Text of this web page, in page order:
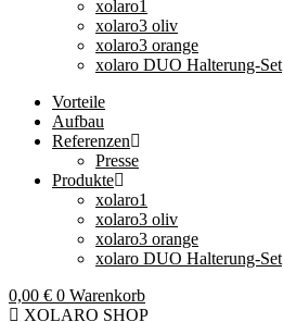
xolaro1
xolaro3 oliv
xolaro3 orange
xolaro DUO Halterung-Set
Vorteile
Aufbau
Referenzen
Presse
Produkte
xolaro1
xolaro3 oliv
xolaro3 orange
xolaro DUO Halterung-Set
0,00 € 0 Warenkorb
XOLARO SHOP